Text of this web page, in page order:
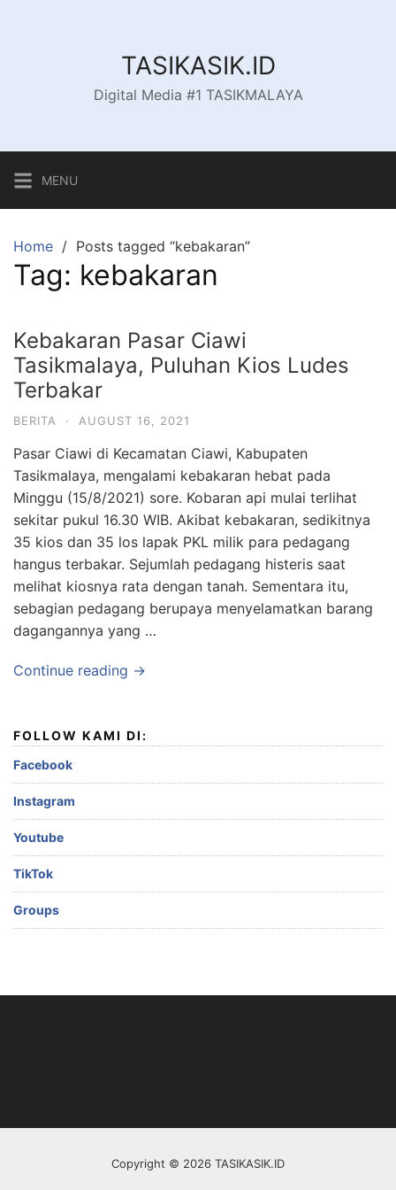
TASIKASIK.ID
Digital Media #1 TASIKMALAYA
MENU
Home Posts tagged “kebakaran”
Tag: kebakaran
Kebakaran Pasar Ciawi
Tasikmalaya, Puluhan Kios Ludes
Terbakar
BERITA · AUGUST 16, 2021
Pasar Ciawi di Kecamatan Ciawi, Kabupaten
Tasikmalaya, mengalami kebakaran hebat pada
Minggu (15/8/2021) sore. Kobaran api mulai terlihat
sekitar pukul 16.30 WIB. Akibat kebakaran, sedikitnya
35 kios dan 35 los lapak PKL milik para pedagang
hangus terbakar. Sejumlah pedagang histeris saat
melihat kiosnya rata dengan tanah. Sementara itu,
sebagian pedagang berupaya menyelamatkan barang
dagangannya yang …
Continue reading →
FOLLOW KAMI DI:
Facebook
Instagram
Youtube
TikTok
Groups
Copyright © 2026 TASIKASIK.ID